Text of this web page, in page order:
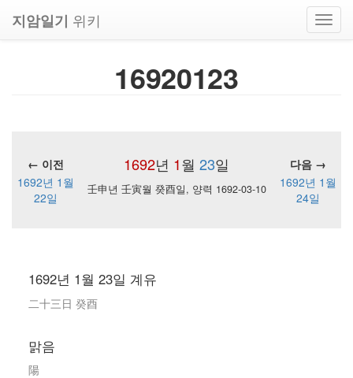
지암일기 위키
16920123
1692년 1월 23일
← 이전
다음 →
1692년 1월
22일
壬申년 壬寅월 癸酉일, 양력 1692-03-10
1692년 1월
24일
1692년 1월 23일 계유
二十三日 癸酉
맑음
陽